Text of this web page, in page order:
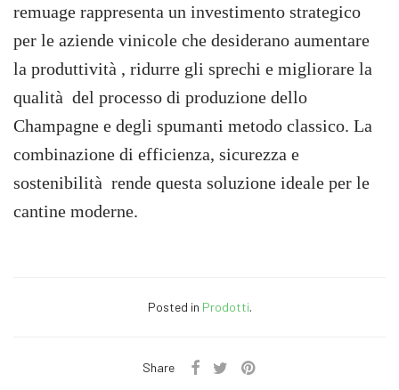
remuage rappresenta un investimento strategico
per le aziende vinicole che desiderano aumentare
la produttività , ridurre gli sprechi e migliorare la
qualità del processo di produzione dello
Champagne e degli spumanti metodo classico. La
combinazione di efficienza, sicurezza e
sostenibilità rende questa soluzione ideale per le
cantine moderne.
Posted in Prodotti.
Share